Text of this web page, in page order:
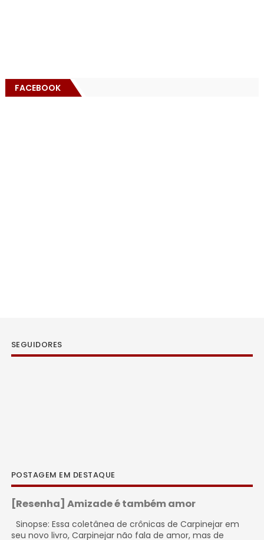
FACEBOOK
SEGUIDORES
POSTAGEM EM DESTAQUE
[Resenha] Amizade é também amor
Sinopse: Essa coletânea de crônicas de Carpinejar em
seu novo livro, Carpinejar não fala de amor, mas de